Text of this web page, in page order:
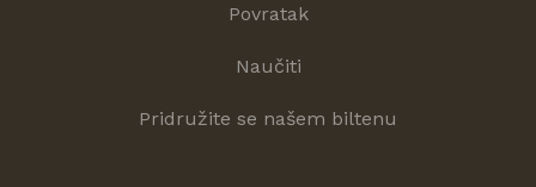
Povratak
Naučiti
Pridružite se našem biltenu